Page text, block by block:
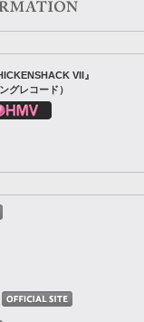
VII』
ングレコード）